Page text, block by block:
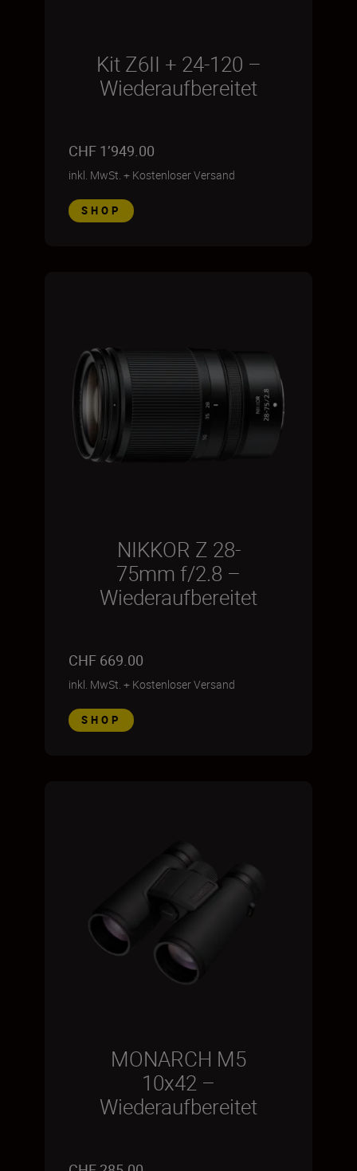
Kit Z6II + 24-120 –
Wiederaufbereitet
CHF 1’949.00
inkl. MwSt. + Kostenloser Versand
SHOP
NIKKOR Z 28-
75mm f/2.8 –
Wiederaufbereitet
CHF 669.00
inkl. MwSt. + Kostenloser Versand
SHOP
MONARCH M5
10x42 –
Wiederaufbereitet